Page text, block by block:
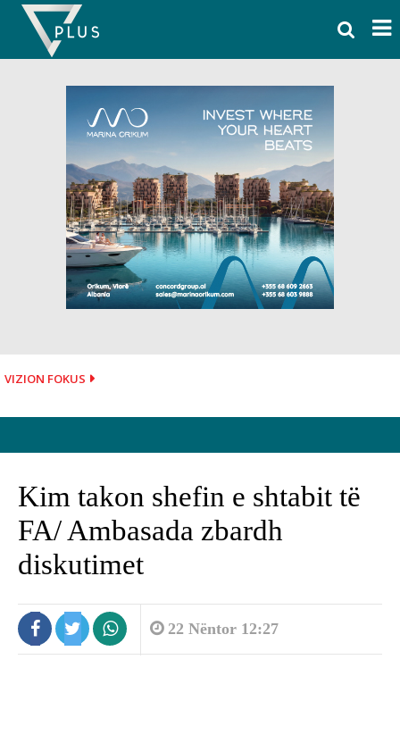
Skip
content
VIZION FOKUS
Kim takon shefin e shtabit të
FA/ Ambasada zbardh
diskutimet
22 Nëntor 12:27